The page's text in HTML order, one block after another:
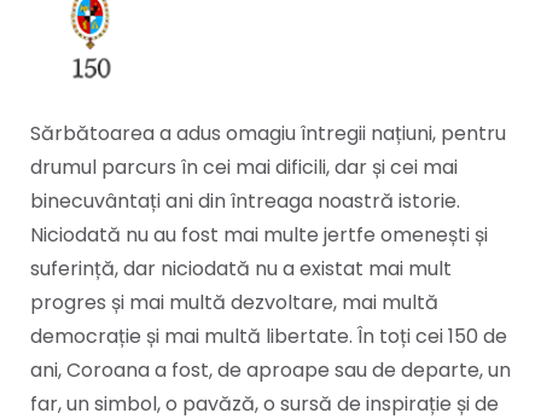
Sărbătoarea a adus omagiu întregii națiuni, pentru
drumul parcurs în cei mai dificili, dar și cei mai
binecuvântați ani din întreaga noastră istorie.
Niciodată nu au fost mai multe jertfe omenești și
suferință, dar niciodată nu a existat mai mult
progres și mai multă dezvoltare, mai multă
democrație și mai multă libertate. În toți cei 150 de
ani, Coroana a fost, de aproape sau de departe, un
far, un simbol, o pavăză, o sursă de inspirație și de